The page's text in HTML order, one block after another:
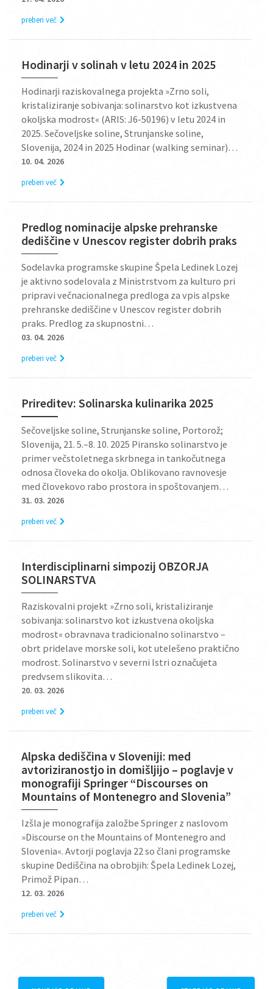
preberi več
Hodinarji v solinah v letu 2024 in 2025
Hodinarji raziskovalnega projekta »Zrno soli,
kristaliziranje sobivanja: solinarstvo kot izkustvena
okoljska modrost« (ARIS: J6-50196) v letu 2024 in
2025. Sečoveljske soline, Strunjanske soline,
Slovenija, 2024 in 2025 Hodinar (walking seminar)…
10. 04. 2026
preberi več
Predlog nominacije alpske prehranske
dediščine v Unescov register dobrih praks
Sodelavka programske skupine Špela Ledinek Lozej
je aktivno sodelovala z Ministrstvom za kulturo pri
pripravi večnacionalnega predloga za vpis alpske
prehranske dediščine v Unescov register dobrih
praks. Predlog za skupnostni…
03. 04. 2026
preberi več
Prireditev: Solinarska kulinarika 2025
Sečoveljske soline, Strunjanske soline, Portorož;
Slovenija, 21. 5.–8. 10. 2025 Piransko solinarstvo je
primer večstoletnega skrbnega in tankočutnega
odnosa človeka do okolja. Oblikovano ravnovesje
med človekovo rabo prostora in spoštovanjem…
31. 03. 2026
preberi več
Interdisciplinarni simpozij OBZORJA
SOLINARSTVA
Raziskovalni projekt »Zrno soli, kristaliziranje
sobivanja: solinarstvo kot izkustvena okoljska
modrost« obravnava tradicionalno solinarstvo –
obrt pridelave morske soli, kot utelešeno praktično
modrost. Solinarstvo v severni Istri označujeta
predvsem slikovita…
20. 03. 2026
preberi več
Alpska dediščina v Sloveniji: med
avtoriziranostjo in domišljijo – poglavje v
monografiji Springer “Discourses on
Mountains of Montenegro and Slovenia”
Izšla je monografija založbe Springer z naslovom
»Discourse on the Mountains of Montenegro and
Slovenia«. Avtorji poglavja 22 so člani programske
skupine Dediščina na obrobjih: Špela Ledinek Lozej,
Primož Pipan…
12. 03. 2026
preberi več